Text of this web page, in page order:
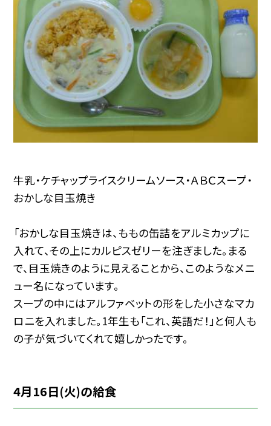
牛乳・ケチャップライスクリームソース・ＡＢＣスープ・
おかしな目玉焼き
「おかしな目玉焼きは、ももの缶詰をアルミカップに
入れて、その上にカルピスゼリーを注ぎました。まる
で、目玉焼きのように見えることから、このようなメニ
ュー名になっています。
スープの中にはアルファベットの形をした小さなマカ
ロニを入れました。1年生も「これ、英語だ！」と何人も
の子が気づいてくれて嬉しかったです。
4月16日(火)の給食